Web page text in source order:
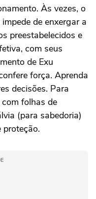
Às vezes, o
de enxergar a
preestabelecidos e
com seus
de Exu
força. Aprenda
decisões. Para
folhas de
(para sabedoria)
proteção.